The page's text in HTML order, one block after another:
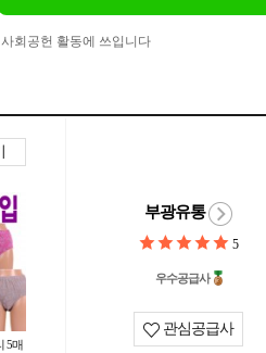
회공헌 활동에 쓰입니다
5매
부광유통
5
우수공급사
관심공급사